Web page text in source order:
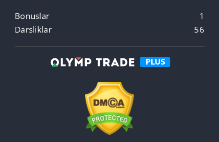
Bonuslar
1
Darsliklar
56